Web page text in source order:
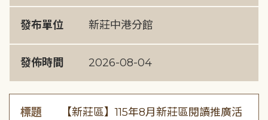
發布單位 新莊中港分館
發佈時間 2026-08-04
標題
【新莊區】115年8月新莊區閱讀推廣活